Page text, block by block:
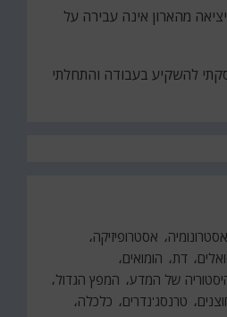
מהארון אינה עבירה על
להשקיע בעבודה והתחלתי
אסטרונומיה
אסטרופיזיקה
דת הומואים
של המדע המפץ הגדול
טרנסג'נדרים
כלכלה